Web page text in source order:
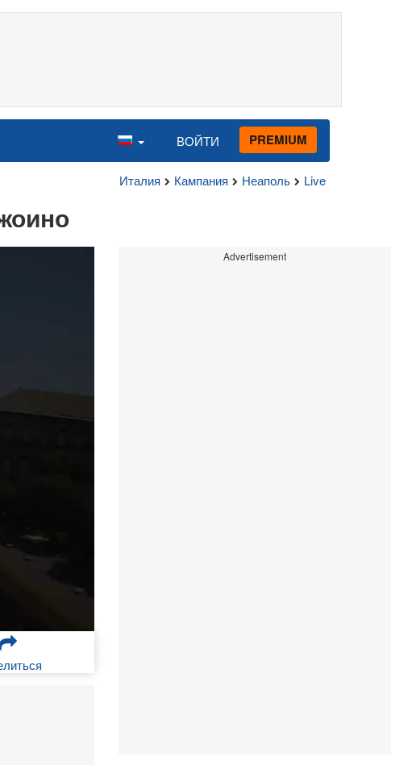
ВОЙТИ PREMIUM
Италия Кампания Неаполь Live
Advertisement